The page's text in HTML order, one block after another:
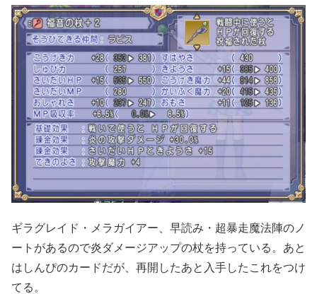
ギラグレイド・メラガイアー、早読み・超暴走魔法陣のノ
ートがあるので炎ダメージアップの杖を持っている。あと
はしんぴのカードだが、再開したあと入手したこれをつけ
てる。